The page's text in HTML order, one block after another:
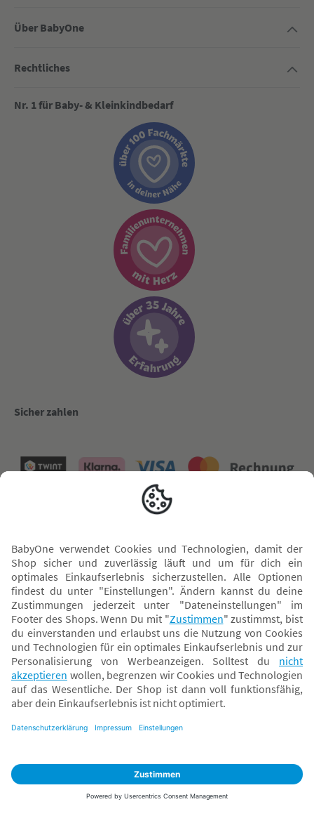
Über BabyOne
Rechtliches
Nr. 1 für Baby- & Kleinkindbedarf
Sicher zahlen
* Alle Preise inkl. MwSt. und ggf. zzgl.Versandkosten. Der dargestellte Preis gilt -
abhängig von der von dir gewählten Option - im BabyOne-Onlineshop oder bei
Abholung in dem von dir gewählten BabyOne-Franchise-Betrieb. Der für den
Onlineshop geltende Preis stellt bei einem Verkauf durch unsere Franchise-
Nehmer eine unverbindliche Preisempfehlung dar. Der Verkaufspreis der
daher von dem Verkaufspreis im Onlineshop abweichen. Angaben zu
Klarna.